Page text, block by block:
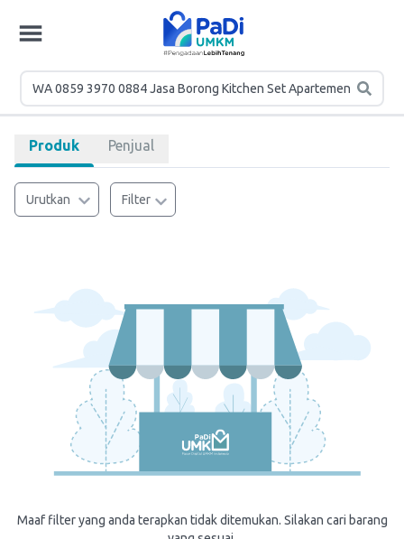
Produk Penjual
Urutkan Filter
Maaf filter yang anda terapkan tidak ditemukan. Silakan cari barang